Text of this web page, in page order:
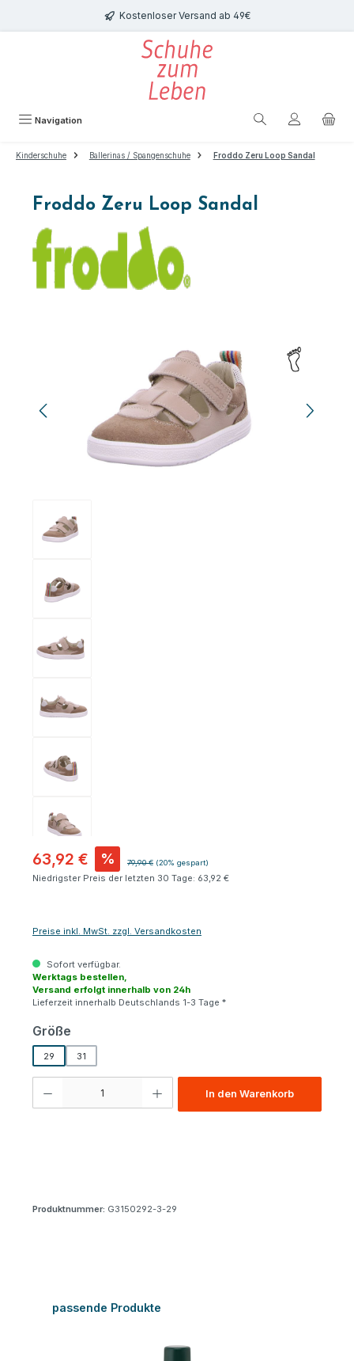
Zum Hauptinhalt springen Kostenloser Versand ab 49€
Navigation
Kinderschuhe Ballerinas / Spangenschuhe Froddo Zeru Loop Sandal
Froddo Zeru Loop Sandal
63,92 € % Regulärer Preis:
79,90 € (20% gespart)
Niedrigster Preis der letzten 30 Tage: 63,92 €
Preise inkl. MwSt. zzgl. Versandkosten
Sofort verfügbar.
Werktags bestellen,
Versand erfolgt innerhalb von 24h
Lieferzeit innerhalb Deutschlands 1-3 Tage *
Größe
29 31
In den Warenkorb
Produktnummer: G3150292-3-29
Produktgalerie überspringen
passende Produkte